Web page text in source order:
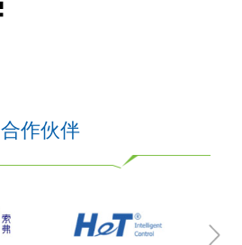
合作伙伴